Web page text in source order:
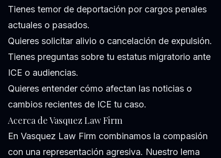
Tienes temor de deportación por cargos penales
actuales o pasados.
Quieres solicitar alivio o cancelación de expulsión.
Tienes preguntas sobre tu estatus migratorio ante
ICE o audiencias.
Quieres entender cómo afectan las noticias o
cambios recientes de ICE tu caso.
Acerca de Vasquez Law Firm
En Vasquez Law Firm combinamos la compasión
con una representación agresiva. Nuestro lema